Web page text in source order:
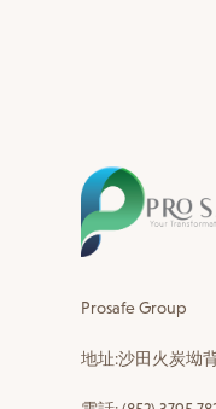
Prosafe Group
地址:沙田火炭坳